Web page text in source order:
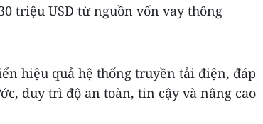
triệu USD từ nguồn vốn vay thông
hiệu quả hệ thống truyền tải điện, đáp
duy trì độ an toàn, tin cậy và nâng cao